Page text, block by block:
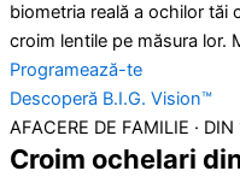
biometria reală a ochilor tăi
croim lentile pe măsura lor.
Programează-te
Descoperă B.I.G. Vision™
AFACERE DE FAMILIE · DIN
Croim ochelari